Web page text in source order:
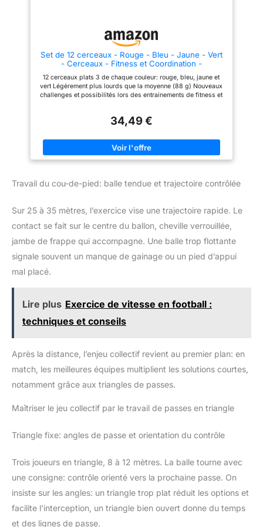
peut être utilisé pour le saut, la
l'entraînement de coordination,
Il est également livré avec un
rangement et un transport
faciles. AGILITY POUR LES
CHIENS - Nos haies
physiothérapie pour les chiens
chirurgicale ou pour réparer les
ligaments déchirés, etc. Parfait
pour l'entraînement des chiens,
tout en les divertissant.
Set de 12 cerceaux - Rouge - Bleu - Jaune - Vert
- Cerceaux - Fitness et Coordination -
12 cerceaux plats 3 de chaque couleur: rouge, bleu, jaune et
vert Légèrement plus lourds que la moyenne (88 g) Nouveaux
challenges et possibilités lors des entrainements de fitness et
34,49 €
Travail du cou-de-pied: balle tendue et trajectoire contrôlée
Sur 25 à 35 mètres, l’exercice vise une trajectoire rapide. Le
contact se fait sur le centre du ballon, cheville verrouillée,
jambe de frappe qui accompagne. Une balle trop flottante
signale souvent un manque de gainage ou un pied d’appui
mal placé.
Lire plus Exercice de vitesse en football :
techniques et conseils
Après la distance, l’enjeu collectif revient au premier plan: en
match, les meilleures équipes multiplient les solutions courtes,
notamment grâce aux triangles de passes.
Maîtriser le jeu collectif par le travail de passes en triangle
Triangle fixe: angles de passe et orientation du contrôle
Trois joueurs en triangle, 8 à 12 mètres. La balle tourne avec
une consigne: contrôle orienté vers la prochaine passe. On
insiste sur les angles: un triangle trop plat réduit les options et
facilite l’interception, un triangle bien ouvert donne du temps
et des lignes de passe.